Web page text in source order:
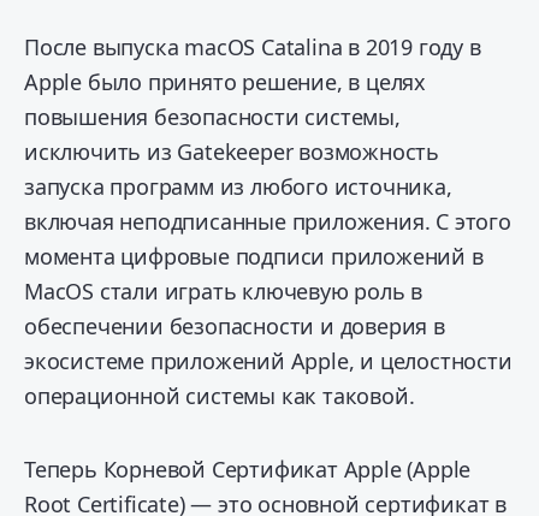
После выпуска macOS Catalina в 2019 году в
Apple было принято решение, в целях
повышения безопасности системы,
исключить из Gatekeeper возможность
запуска программ из любого источника,
включая неподписанные приложения. С этого
момента цифровые подписи приложений в
MacOS стали играть ключевую роль в
обеспечении безопасности и доверия в
экосистеме приложений Apple, и целостности
операционной системы как таковой.
Теперь Корневой Сертификат Apple (Apple
Root Certificate) — это основной сертификат в